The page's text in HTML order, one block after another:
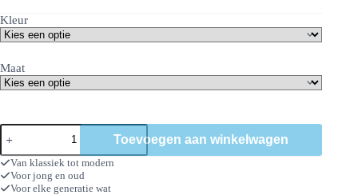
Kleur
Maat
Flatcap
Stan
aantal
Toevoegen aan winkelwagen
Van klassiek tot modern
Voor jong en oud
Voor elke generatie wat